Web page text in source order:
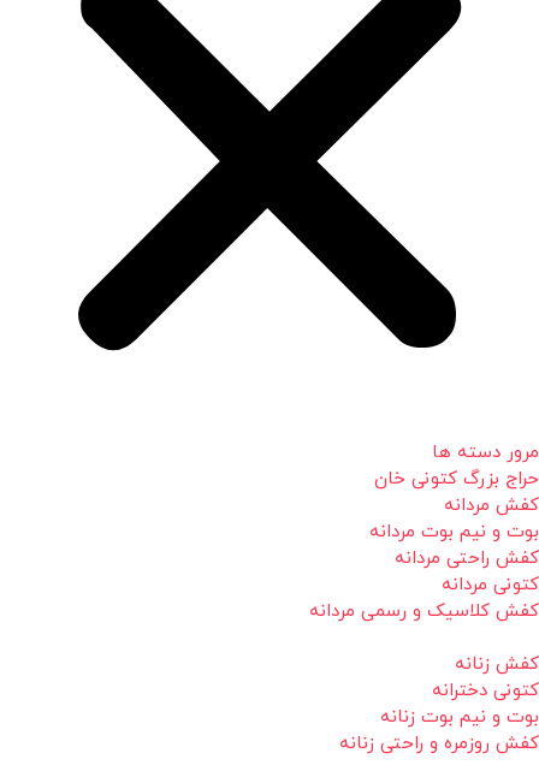
مرور دسته ها
حراج بزرگ کتونی خان
کفش مردانه
بوت و نیم بوت مردانه
کفش راحتی مردانه
کتونی مردانه
کفش کلاسیک و رسمی مردانه
کفش زنانه
کتونی دخترانه
بوت و نیم بوت زنانه
کفش روزمره و راحتی زنانه